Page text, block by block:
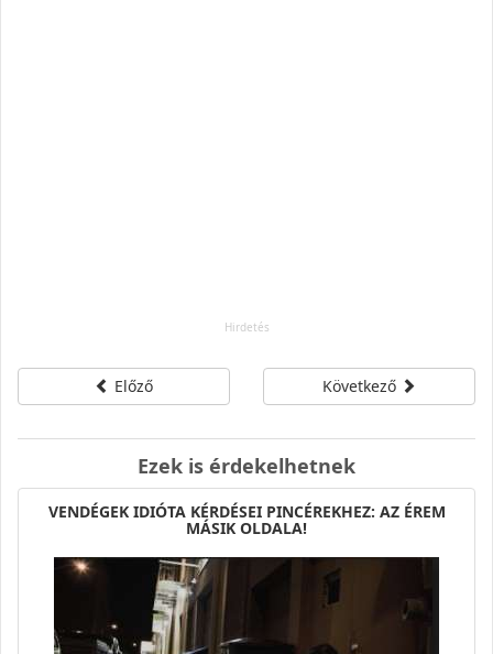
Előző Következő
Ezek is érdekelhetnek
VENDÉGEK IDIÓTA KÉRDÉSEI PINCÉREKHEZ: AZ ÉREM
MÁSIK OLDALA!